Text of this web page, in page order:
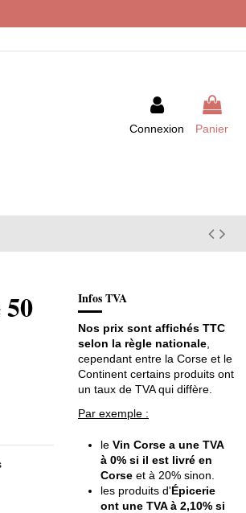
Connexion Panier
Infos TVA
Nos prix sont affichés TTC
selon la règle nationale
cependant entre la Corse et le
Continent certains produits ont
un taux de TVA qui diffère.
Par exemple :
le Vin Corse a une TVA
à 0% si il est livré en
Corse et à 20% sinon.
les produits d'Épicerie
ont une TVA à 2,10% si